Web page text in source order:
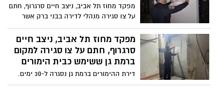
מפקד מחוז תל אביב, ניצב חיים סרגרוף, חתם
על צו סגירה מנהלי לדירה בבני ברק אשר
שימשה על פי החשד כבית בושת
מפקד מחוז תל אביב, ניצב חיים
סרגרוף, חתם על צו סגירה למקום
ברמת גן ששימש כבית הימורים
דירת ההימורים ברמת גן נסגרה ל-30 ימים.
שני חשודים נעצרו במקום ונוספים תושאלו